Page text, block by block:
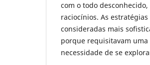
com o todo
raciocínios. As
consideradas mais
porque requisitavam
necessidade de se